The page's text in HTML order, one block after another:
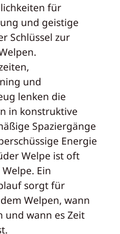
für
und geistige
Schlüssel zur
und
lenken die
in konstruktive
Spaziergänge
Energie
Welpe ist oft
Ein
sorgt für
Welpen, wann
und wann es Zeit